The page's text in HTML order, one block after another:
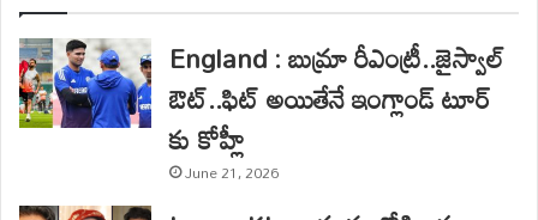
England : బుమ్రా రీఎంట్రీ..జైస్వాల్
ఔట్..ఫిట్ అయితేనే ఇంగ్లాండ్ టూర్
కు కోహ్లీ
June 21, 2026